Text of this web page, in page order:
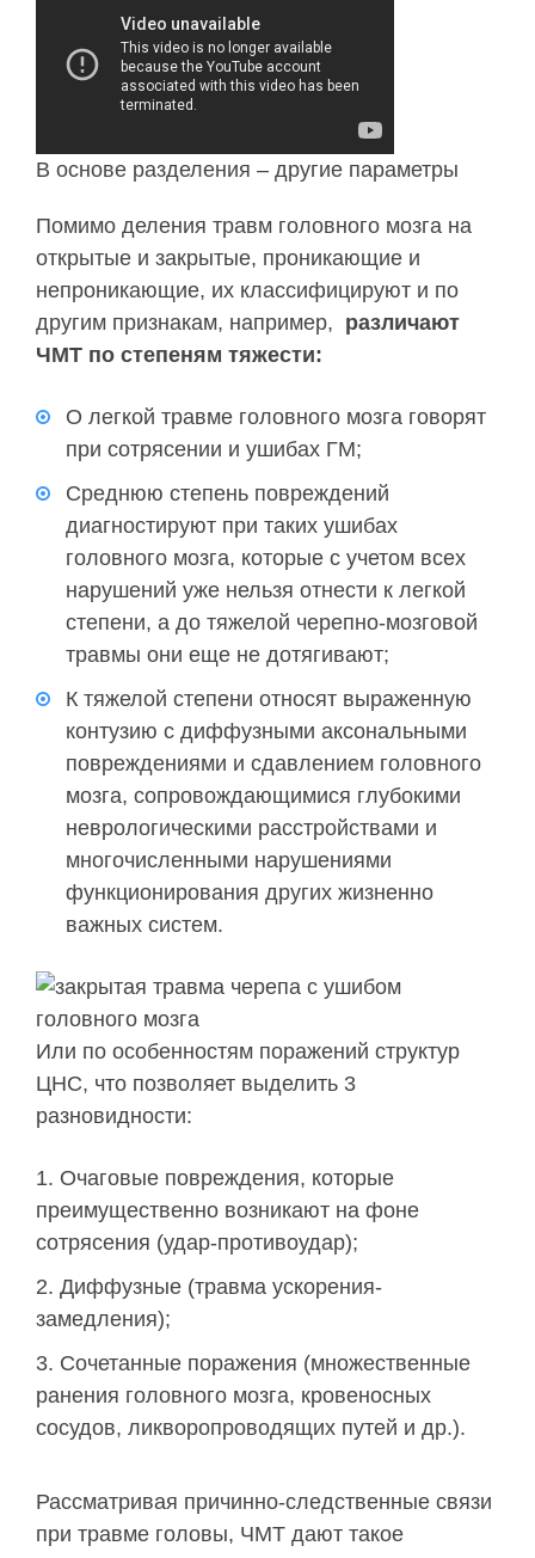
В основе разделения – другие параметры
Помимо деления травм головного мозга на
открытые и закрытые, проникающие и
непроникающие, их классифицируют и по
другим признакам, например, различают
ЧМТ по степеням тяжести:
О легкой травме головного мозга говорят
при сотрясении и ушибах ГМ;
Среднюю степень повреждений
диагностируют при таких ушибах
головного мозга, которые с учетом всех
нарушений уже нельзя отнести к легкой
степени, а до тяжелой черепно-мозговой
травмы они еще не дотягивают;
К тяжелой степени относят выраженную
контузию с диффузными аксональными
повреждениями и сдавлением головного
мозга, сопровождающимися глубокими
неврологическими расстройствами и
многочисленными нарушениями
функционирования других жизненно
важных систем.
Или по особенностям поражений структур
ЦНС, что позволяет выделить 3
разновидности:
Очаговые повреждения, которые
преимущественно возникают на фоне
сотрясения (удар-противоудар);
Диффузные (травма ускорения-
замедления);
Сочетанные поражения (множественные
ранения головного мозга, кровеносных
сосудов, ликворопроводящих путей и др.).
Рассматривая причинно-следственные связи
при травме головы, ЧМТ дают такое